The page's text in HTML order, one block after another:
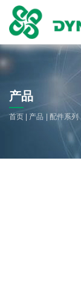
产品
首页 | 产品 | 配件系列